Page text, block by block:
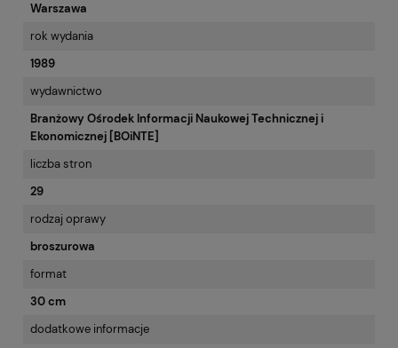
Warszawa
rok wydania
1989
wydawnictwo
Branżowy Ośrodek Informacji Naukowej Technicznej i
Ekonomicznej [BOiNTE]
liczba stron
29
rodzaj oprawy
broszurowa
format
30 cm
dodatkowe informacje